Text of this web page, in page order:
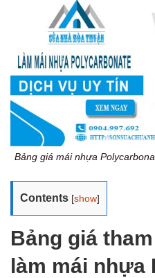
Bảng giá mái nhựa
Contents [show]
Bảng giá
làm mái nhựa